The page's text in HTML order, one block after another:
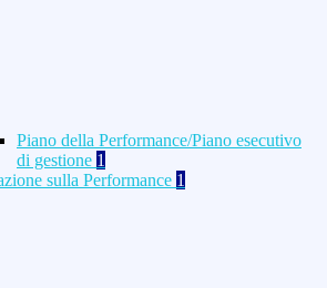
Piano della Performance/Piano esecutivo
di gestione 1
sulla Performance 1